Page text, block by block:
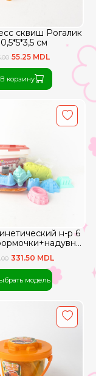
сквиш Рогалик
см
55.25 MDL
В корзину
н-р 6
песочница
331.50 MDL
модель